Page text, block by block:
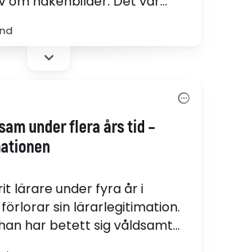
av barn för sexuell
Dras inte
varnar läraren.
under flera års tid –
lärare under fyra år i
sin lärarlegitimation.
har betett sig våldsamt